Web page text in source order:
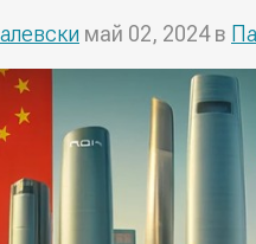
май 02, 2024 в